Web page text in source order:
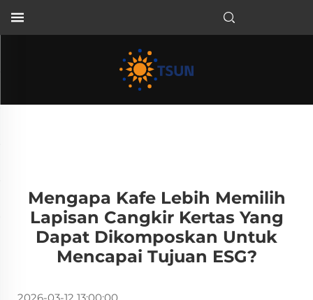
Mengapa Kafe Lebih Memilih
Lapisan Cangkir Kertas Yang
Dapat Dikomposkan Untuk
Mencapai Tujuan ESG?